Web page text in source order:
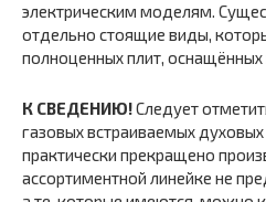
электрическим моделям.
отдельно стоящие виды,
полноценных плит,
К СВЕДЕНИЮ!Следует
газовых встраиваемых
практически прекращено
ассортиментной линейке не